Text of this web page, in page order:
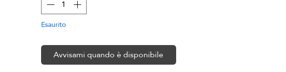
Esaurito
Avvisami quando è disponibile